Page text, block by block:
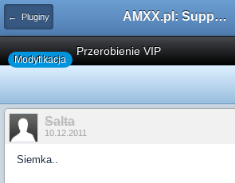
← Pluginy AMXX.pl: Support AMX Mod X i SourceMod
Modyfikacja
Przerobienie VIP
Salta
10.12.2011
Siemka..